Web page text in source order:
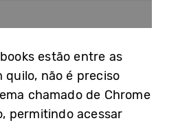
estão entre as
quilo, não é preciso
chamado de Chrome
permitindo acessar